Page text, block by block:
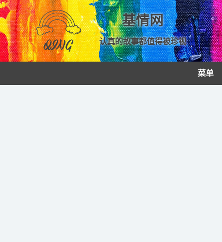
基情网
认真的故事都值得被珍视
菜单